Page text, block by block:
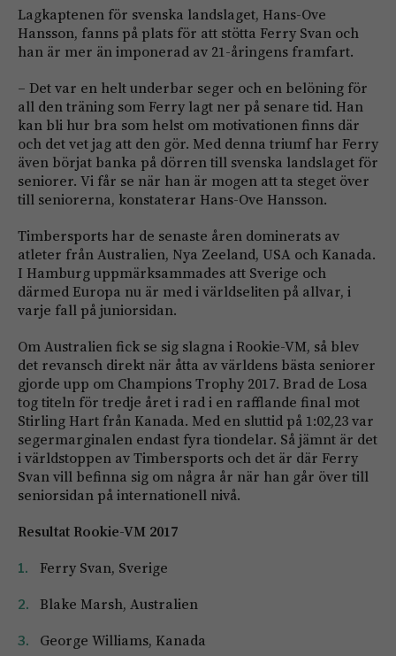
Lagkaptenen för svenska landslaget, Hans-Ove
Hansson, fanns på plats för att stötta Ferry Svan och
han är mer än imponerad av 21-åringens framfart.
– Det var en helt underbar seger och en belöning för
all den träning som Ferry lagt ner på senare tid. Han
kan bli hur bra som helst om motivationen finns där
och det vet jag att den gör. Med denna triumf har Ferry
även börjat banka på dörren till svenska landslaget för
seniorer. Vi får se när han är mogen att ta steget över
till seniorerna, konstaterar Hans-Ove Hansson.
Timbersports har de senaste åren dominerats av
atleter från Australien, Nya Zeeland, USA och Kanada.
I Hamburg uppmärksammades att Sverige och
därmed Europa nu är med i världseliten på allvar, i
varje fall på juniorsidan.
Om Australien fick se sig slagna i Rookie-VM, så blev
det revansch direkt när åtta av världens bästa seniorer
gjorde upp om Champions Trophy 2017. Brad de Losa
tog titeln för tredje året i rad i en rafflande final mot
Stirling Hart från Kanada. Med en sluttid på 1:02,23 var
segermarginalen endast fyra tiondelar. Så jämnt är det
i världstoppen av Timbersports och det är där Ferry
Svan vill befinna sig om några år när han går över till
seniorsidan på internationell nivå.
Resultat Rookie-VM 2017
Ferry Svan, Sverige
Blake Marsh, Australien
George Williams, Kanada